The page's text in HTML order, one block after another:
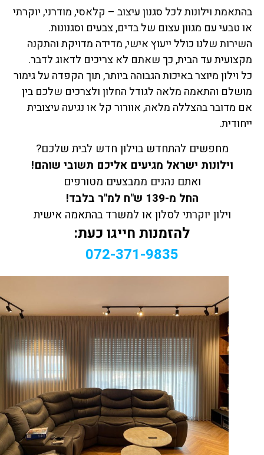
בהתאמת וילונות לכל סגנון עיצוב – קלאסי, מודרני, יוקרתי
או טבעי עם מגוון עצום של בדים, צבעים וסגנונות.
השירות שלנו כולל ייעוץ אישי, מדידה מדויקת והתקנה
מקצועית עד הבית, כך שאתם לא צריכים לדאוג לדבר.
כל וילון מיוצר באיכות הגבוהה ביותר, תוך הקפדה על גימור
מושלם והתאמה מלאה לגודל החלון ולצרכים שלכם בין
אם מדובר בהצללה מלאה, אוורור קל או נגיעה עיצובית
ייחודית.
מחפשים להתחדש בוילון חדש לבית שלכם?
וילונות ישראל מגיעים אליכם תשובי שוהם!
ואתם נהנים ממבצעים מטורפים
החל מ-139 ש"ח למ"ר בלבד!
וילון יוקרתי לסלון או למשרדבהתאמה אישית
להזמנות חייגו כעת:
072-371-9835